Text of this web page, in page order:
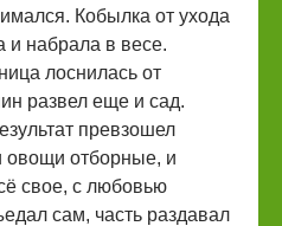
Кобылка от ухода
и набрала в весе.
лоснилась от
развел еще и сад.
превзошел
овощи отборные, и
свое, с любовью
сам, часть раздавал